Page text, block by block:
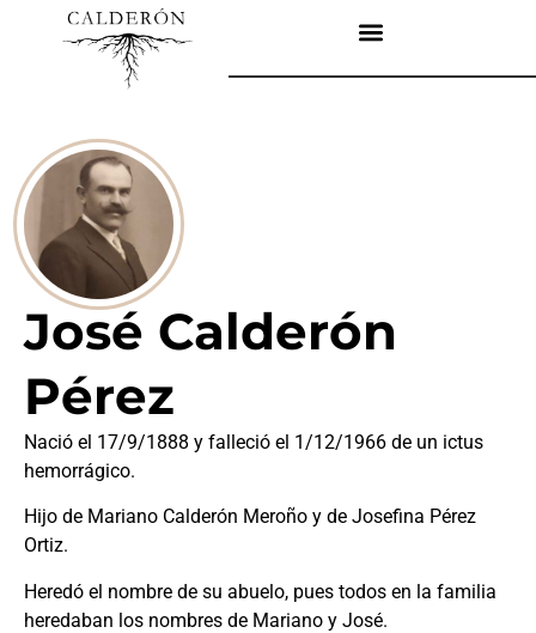
José Calderón
Pérez
Nació el 17/9/1888 y falleció el 1/12/1966 de un ictus
hemorrágico.
Hijo de Mariano Calderón Meroño y de Josefina Pérez
Ortiz.
Heredó el nombre de su abuelo, pues todos en la familia
heredaban los nombres de Mariano y José.